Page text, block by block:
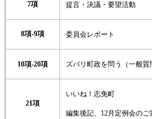
7項 提言・決議・要望活動
8項-9項 委員会レポート
10項-20項 ズバリ町政を問う（一般質
21項
いいね！志免町
編集後記、12月定例会の